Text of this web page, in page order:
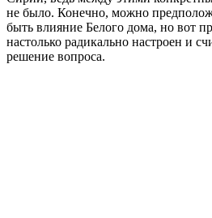
не было. Конечно, можно
быть влияние Белого дома, но вот
настолько радикально настроен и
решение вопроса.